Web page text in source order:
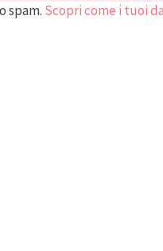
spam. Scopri come i tuoi